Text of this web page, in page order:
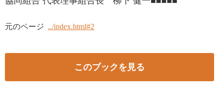
元のページ ../index.html#2
このブックを見る